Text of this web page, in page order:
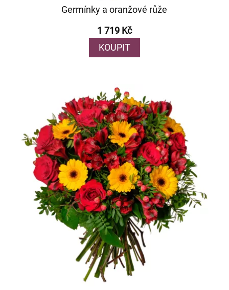
Germínky a oranžové růže
1 719 Kč
KOUPIT